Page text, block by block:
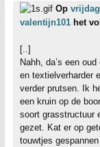
Op
valentijn101 het
[..]
Nahh, da’s een
en textielverharder
verder prutsen. Ik
een kruin op de
soort grasstructuur
gezet. Kat er op
touwtjes